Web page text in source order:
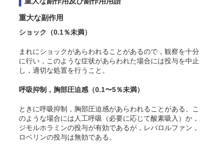
重大な副作用
ショック （0.1％未満）
まれにショックがあらわれることがあるので，観察を十分
に行い，このような症状があらわれた場合には投与を中止
し，適切な処置を行うこと。
呼吸抑制，胸部圧迫感 （0.1〜5％未満）
ときに呼吸抑制，胸部圧迫感があらわれることがある。こ
のような場合には人工呼吸（必要に応じて酸素吸入）か，
ジモルホラミンの投与が有効であるが，レバロルファン，
ロベリンの投与は無効である。